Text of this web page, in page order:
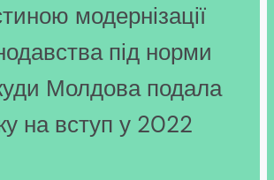
модернізації
під норми
Молдова подала
на вступ у 2022